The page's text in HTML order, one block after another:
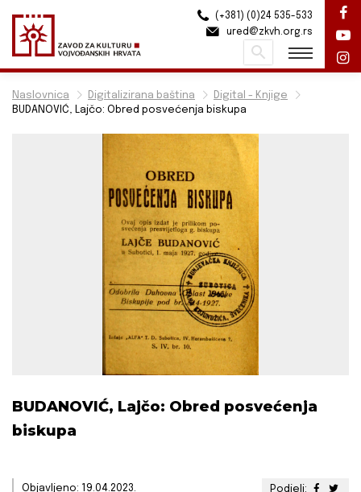
Naslovnica Digitalizirana baština
Digital - Knjige
BUDANOVIĆ, Lajčo: Obred posvećenja biskupa
BUDANOVIĆ, Lajčo: Obred posvećenja
biskupa
Podjeli:
Objavljeno: 19.04.2023.
(+381) (0)24 535-533
ured@zkvh.org.rs
Pretraži